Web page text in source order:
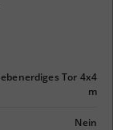
ebenerdiges Tor 4x4
m
Nein